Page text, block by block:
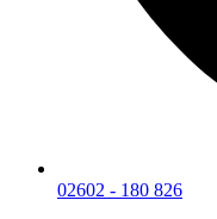
02602 - 180 826